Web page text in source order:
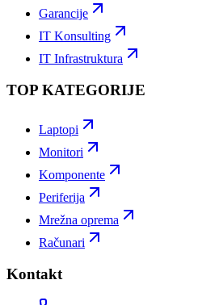
Garancije
IT Konsulting
IT Infrastruktura
TOP KATEGORIJE
Laptopi
Monitori
Komponente
Periferija
Mrežna oprema
Računari
Kontakt